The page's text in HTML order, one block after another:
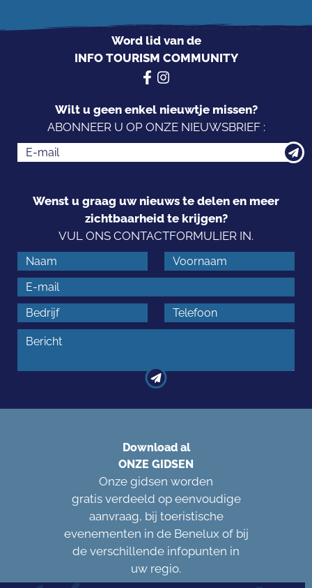
Word lid van de
INFO TOURISM COMMUNITY
Wilt u geen enkel nieuwtje missen?
ABONNEER U OP ONZE NIEUWSBRIEF :
Wenst u graag uw nieuws te delen en meer
zichtbaarheid te krijgen?
VUL ONS CONTACTFORMULIER IN.
Download al
ONZE GIDSEN
Onze gidsen worden
gratis verdeeld op eenvoudige
aanvraag, bij toeristische
evenementen in de Benelux of bij
de verschillende infopunten in
uw regio.